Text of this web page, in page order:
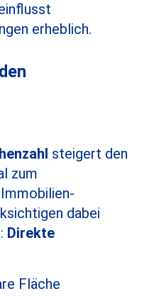
erheblich.
steigert den
zum
dabei
Direkte
Fläche